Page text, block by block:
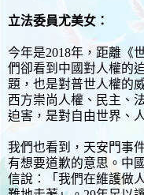
立法委員尤美女：
今年是2018年，距離《
們卻看到中國對人權的
題，也是對普世人權的
西方崇尚人權、民主、
迫害，是對自由世界、
我們也看到，天安門事
有想要道歉的意思。中
信說：「我們在維護做